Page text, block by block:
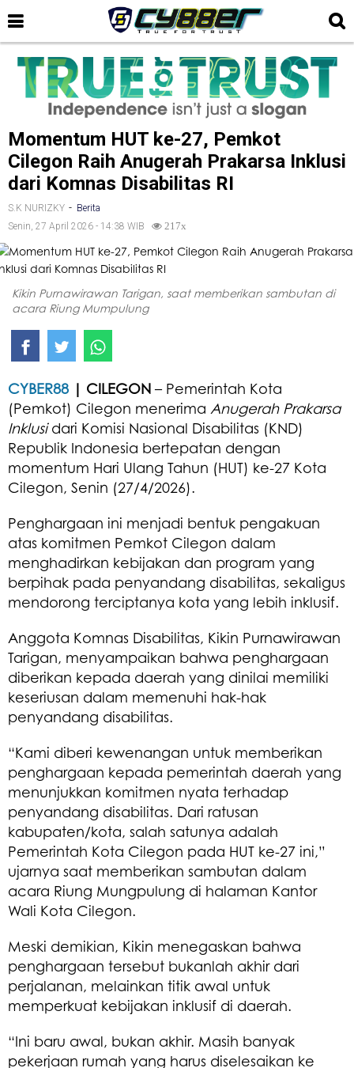
Momentum HUT ke-27, Pemkot
Cilegon Raih Anugerah Prakarsa Inklusi
dari Komnas Disabilitas RI
S.K NURIZKY - Berita
Senin, 27 April 2026 - 14:38 WIB
217x
Kikin Purnawirawan Tarigan, saat memberikan sambutan di
acara Riung Mumpulung
CYBER88 | CILEGON– Pemerintah Kota
(Pemkot) Cilegon menerima Anugerah Prakarsa
Inklusidari Komisi Nasional Disabilitas (KND)
Republik Indonesia bertepatan dengan
momentum Hari Ulang Tahun (HUT) ke-27 Kota
Cilegon, Senin (27/4/2026).
Penghargaan ini menjadi bentuk pengakuan
atas komitmen Pemkot Cilegon dalam
menghadirkan kebijakan dan program yang
berpihak pada penyandang disabilitas, sekaligus
mendorong terciptanya kota yang lebih inklusif.
Anggota Komnas Disabilitas, Kikin Purnawirawan
Tarigan, menyampaikan bahwa penghargaan
diberikan kepada daerah yang dinilai memiliki
keseriusan dalam memenuhi hak-hak
penyandang disabilitas.
“Kami diberi kewenangan untuk memberikan
penghargaan kepada pemerintah daerah yang
menunjukkan komitmen nyata terhadap
penyandang disabilitas. Dari ratusan
kabupaten/kota, salah satunya adalah
Pemerintah Kota Cilegon pada HUT ke-27 ini,”
ujarnya saat memberikan sambutan dalam
acara Riung Mungpulung di halaman Kantor
Wali Kota Cilegon.
Meski demikian, Kikin menegaskan bahwa
penghargaan tersebut bukanlah akhir dari
perjalanan, melainkan titik awal untuk
memperkuat kebijakan inklusif di daerah.
“Ini baru awal, bukan akhir. Masih banyak
pekerjaan rumah yang harus diselesaikan ke